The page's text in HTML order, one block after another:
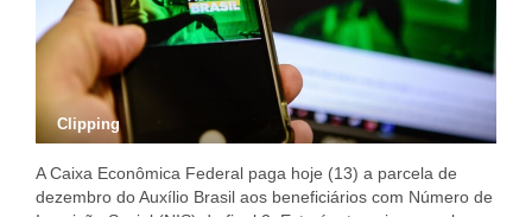
Clipping
A Caixa Econômica Federal paga hoje (13) a parcela de
dezembro do Auxílio Brasil aos beneficiários com Número de